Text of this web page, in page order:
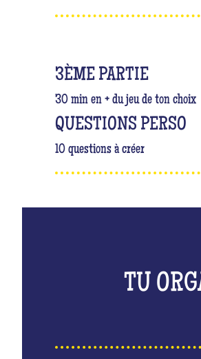
3ÈME PARTIE
30 min en + du jeu de ton choix
QUESTIONS PERSO
10 questions à créer
TU